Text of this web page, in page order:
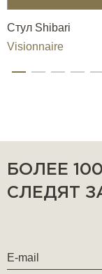
Стул Shibari
Visionnaire
БОЛЕЕ
СЛЕДЯТ